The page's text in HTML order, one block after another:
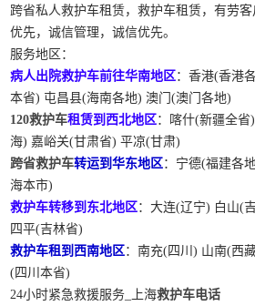
跨省私人救护车租赁，救护车租赁，有劳
优先，诚信管理，诚信优先。
服务地区：
病人出院救护车前往华南地区 ：香港(香港
本省) 屯昌县(海南各地) 澳门(澳门各地)
120救护车租赁到西北地区 ：喀什(新疆全
海) 嘉峪关(甘肃省) 平凉(甘肃)
跨省救护车转运到华东地区 ：宁德(福建各
海本市)
救护车转移到东北地区 ：大连(辽宁) 白山(
四平(吉林省)
救护车租到西南地区 ：南充(四川) 山南(西
(四川本省)
24小时紧急救援服务_上海救护车电话